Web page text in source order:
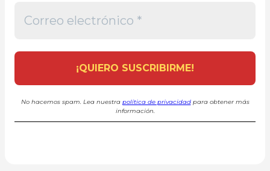
No hacemos spam. Lea nuestra política de privacidadpara obtener más
información.